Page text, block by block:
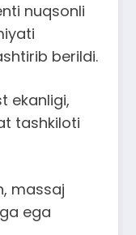
nuqsonli
berildi.
ekanligi,
tashkiloti
massaj
ega